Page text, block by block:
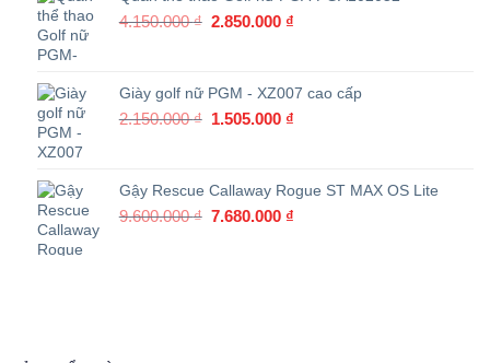
10.948.000 ₫.
4.150.000₫ Giá
2.850.000 ₫
2.850.000 ₫.
Giày golf nữ PGM - XZ007 cao cấp
2.150.000₫ Giá
1.505.000 ₫
1.505.000 ₫.
Gậy Rescue Callaway Rogue ST MAX OS Lite
9.600.000₫ Giá
7.680.000 ₫